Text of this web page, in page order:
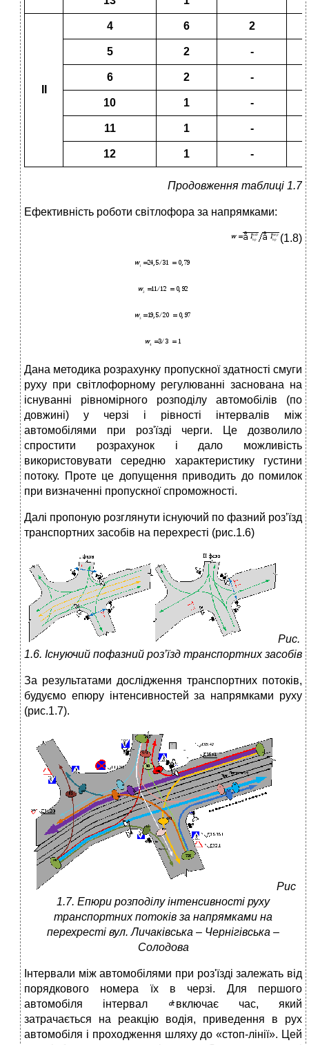
4 6 2
5 2 -
6 2 -
10 1 -
11 1 -
12 1 -
Продовження таблиці 1.7
Ефективність роботи світлофора за напрямками:
(1.8)
Дана методика розрахунку пропускної здатності смуги
руху при світлофорному регулюванні заснована на
існуванні рівномірного розподілу автомобілів (по
довжині) у черзі і рівності інтервалів між
автомобілями при роз'їзді черги. Це дозволило
спростити розрахунок і дало можливість
використовувати середню характеристику густини
потоку. Проте це допущення приводить до помилок
при визначенні пропускної спроможності.
Далі пропоную розглянути існуючий по фазний роз’їзд
транспортних засобів на перехресті (рис.1.6)
Рис.
1.6. Існуючий пофазний роз’їзд транспортних засобів
За результатами дослідження транспортних потоків,
будуємо епюру інтенсивностей за напрямками руху
(рис.1.7).
Рис
1.7. Епюри розподілу інтенсивності руху
транспортних потоків за напрямками на
перехресті вул. Личаківська – Чернігівська –
Солодова
Інтервали між автомобілями при роз'їзді залежать від
порядкового номера їх в черзі. Для першого
автомобіля інтервал
включає час, який
затрачається на реакцію водія, приведення в рух
автомобіля і проходження шляху до «стоп-лінії». Цей